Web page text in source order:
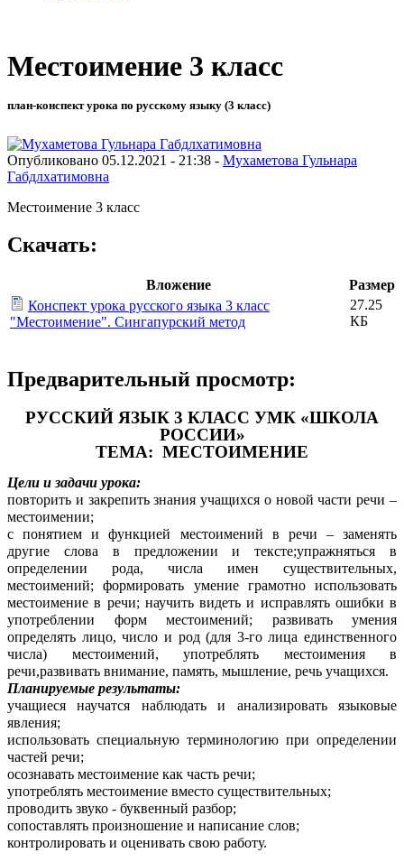
Местоимение 3 класс
план-конспект урока по русскому языку (3 класс)
Опубликовано 05.12.2021 - 21:38 - Мухаметова Гульнара
Габдлхатимовна
Местоимение 3 класс
Скачать:
Вложение
Размер
Конспект урока русского языка 3 класс
"Местоимение". Сингапурский метод
27.25
КБ
Предварительный просмотр:
РУССКИЙ ЯЗЫК 3 КЛАСС УМК «ШКОЛА
РОССИИ»
ТЕМА: МЕСТОИМЕНИЕ
Цели и задачи урока:
повторить и закрепить знания учащихся о новой части речи –
местоимении;
с понятием и функцией местоимений в речи – заменять
другие слова в предложении и тексте;упражняться в
определении рода, числа имен существительных,
местоимений; формировать умение грамотно использовать
местоимение в речи; научить видеть и исправлять ошибки в
употреблении форм местоимений; развивать умения
определять лицо, число и род (для 3-го лица единственного
числа) местоимений, употреблять местоимения в
речи,развивать внимание, память, мышление, речь учащихся.
Планируемые результаты:
учащиеся научатся наблюдать и анализировать языковые
явления;
использовать специальную терминологию при определении
частей речи;
осознавать местоимение как часть речи;
употреблять местоимение вместо существительных;
проводить звуко - буквенный разбор;
сопоставлять произношение и написание слов;
контролировать и оценивать свою работу.